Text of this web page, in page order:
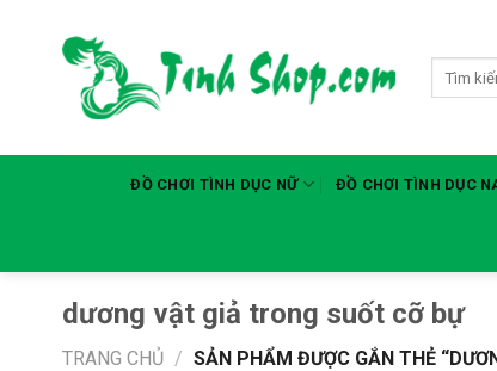
Tìm
ĐỒ CHƠI TÌNH DỤC NỮ ĐỒ CHƠI TÌNH DỤC
dương vật giả trong suốt cỡ bự
TRANG CHỦ / SẢN PHẨM ĐƯỢC GẮN THẺ